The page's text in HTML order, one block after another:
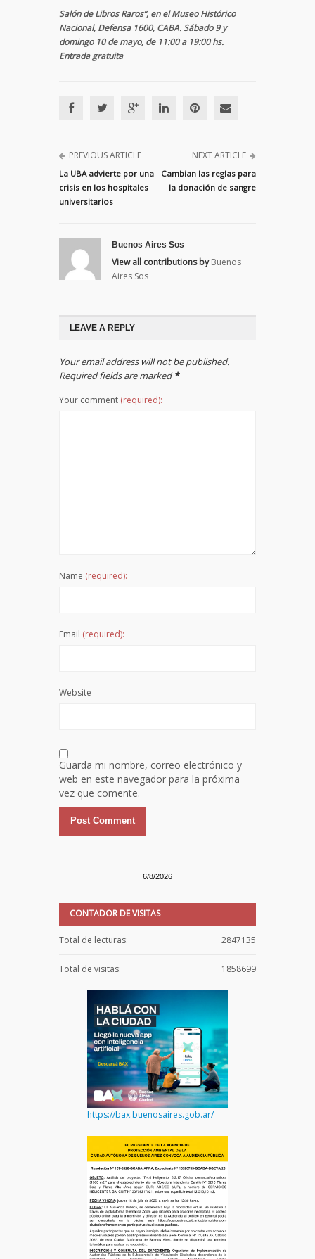
Salón de Libros Raros”, en el Museo Histórico
Nacional, Defensa 1600, CABA. Sábado 9 y
domingo 10 de mayo, de 11:00 a 19:00 hs.
Entrada gratuita
PREVIOUS ARTICLE
La UBA advierte por una
crisis en los hospitales
universitarios
NEXT ARTICLE
Cambian las reglas para
la donación de sangre
Buenos Aires Sos
View all contributions by Buenos
Aires Sos
LEAVE A REPLY
Your email address will not be published.
Required fields are marked*
Your comment (required):
Name (required):
Email (required):
Website
Guarda mi nombre, correo electrónico y
web en este navegador para la próxima
vez que comente.
6/8/2026
CONTADOR DE VISITAS
2847135
Total de lecturas:
1858699
Total de visitas:
https://bax.buenosaires.gob.ar/